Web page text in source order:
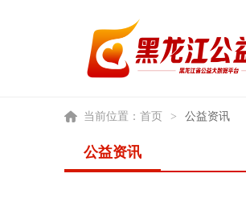
当前位置： 首页 > 公益资讯
公益资讯